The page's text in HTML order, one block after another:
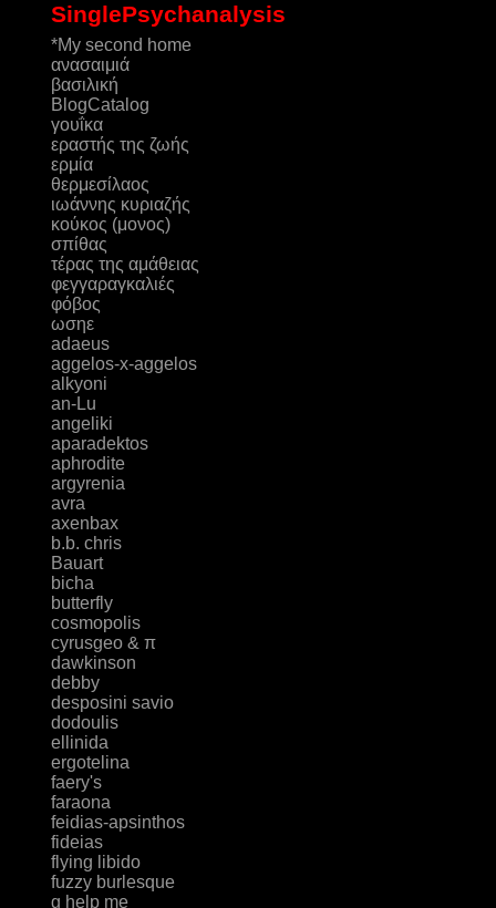
SinglePsychanalysis
*My second home
ανασαιμιά
βασιλική
ΒlogCatalog
γουΐκα
εραστής της ζωής
ερμία
θερμεσίλαος
ιωάννης κυριαζής
κούκος (μονος)
σπίθας
τέρας της αμάθειας
φεγγαραγκαλιές
φόβος
ωσηε
adaeus
aggelos-x-aggelos
alkyoni
an-Lu
angeliki
aparadektos
aphrodite
argyrenia
avra
axenbax
b.b. chris
Bauart
bicha
butterfly
cosmopolis
cyrusgeo & π
dawkinson
debby
desposini savio
dodoulis
ellinida
ergotelina
faery's
faraona
feidias-apsinthos
fideias
flying libido
fuzzy burlesque
g help me